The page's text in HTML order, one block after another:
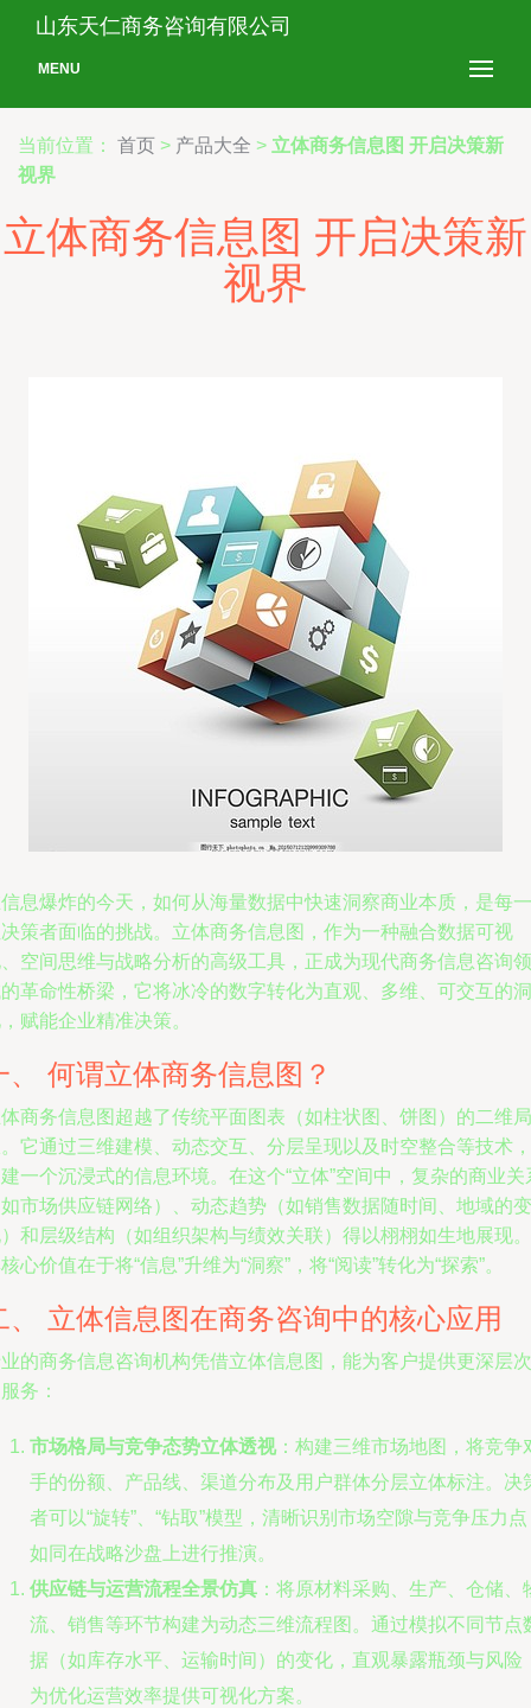
山东天仁商务咨询有限公司
MENU
当前位置： 首页 > 产品大全 > 立体商务信息图 开启决策新
视界
立体商务信息图 开启决策新
视界
息爆炸的今天，如何从海量数据中快速洞察商业本质，是每一
策者面临的挑战。立体商务信息图，作为一种融合数据可视
空间思维与战略分析的高级工具，正成为现代商务信息咨询领
革命性桥梁，它将冰冷的数字转化为直观、多维、可交互的洞
赋能企业精准决策。
、 何谓立体商务信息图？
商务信息图超越了传统平面图表（如柱状图、饼图）的二维局
它通过三维建模、动态交互、分层呈现以及时空整合等技术，
一个沉浸式的信息环境。在这个“立体”空间中，复杂的商业关
市场供应链网络）、动态趋势（如销售数据随时间、地域的变
和层级结构（如组织架构与绩效关联）得以栩栩如生地展现。
心价值在于将“信息”升维为“洞察”，将“阅读”转化为“探索”。
、 立体信息图在商务咨询中的核心应用
的商务信息咨询机构凭借立体信息图，能为客户提供更深层次
务：
市场格局与竞争态势立体透视：构建三维市场地图，将竞争
手的份额、产品线、渠道分布及用户群体分层立体标注。决
者可以“旋转”、“钻取”模型，清晰识别市场空隙与竞争压力
如同在战略沙盘上进行推演。
供应链与运营流程全景仿真 ：将原材料采购、生产、仓储、
流、销售等环节构建为动态三维流程图。通过模拟不同节点
据（如库存水平、运输时间）的变化，直观暴露瓶颈与风险
为优化运营效率提供可视化方案。